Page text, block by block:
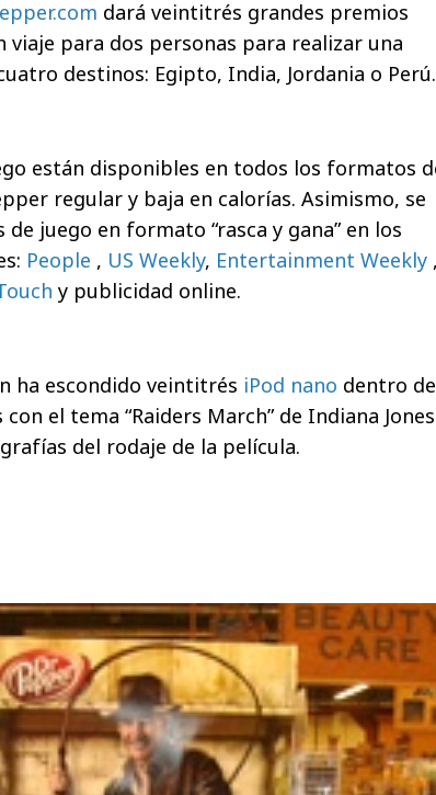
dará veintitrés grandes premios
viaje para dos personas para realizar una
destinos: Egipto, India, Jordania o Perú.
están disponibles en todos los formatos
regular y baja en calorías. Asimismo, se
juego en formato “rasca y gana” en los
People , US Weekly, Entertainment Weekly ,
y publicidad online.
ha escondido veintitrés iPod nano dentro
el tema “Raiders March” de Indiana Jones
del rodaje de la película.